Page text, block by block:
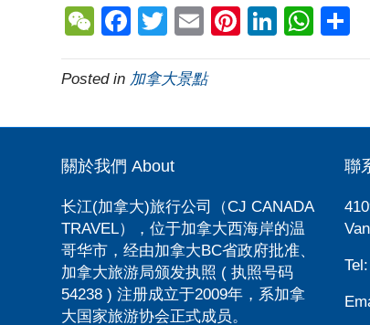
W
e
C
at
F
a
c
b
o
o
k
T
wi
tt
E
m
ail
Pi
nt
st
Li
n
dI
W
h
A
h
Posted in 加拿大景點
關於我們 About
长江(加拿大)旅行公司（CJ CANADA
TRAVEL），位于加拿大西海岸的温
哥华市，经由加拿大BC省政府批准、
加拿大旅游局颁发执照 ( 执照号码
54238 ) 注册成立于2009年，系加拿
大国家旅游协会正式成员。
聯